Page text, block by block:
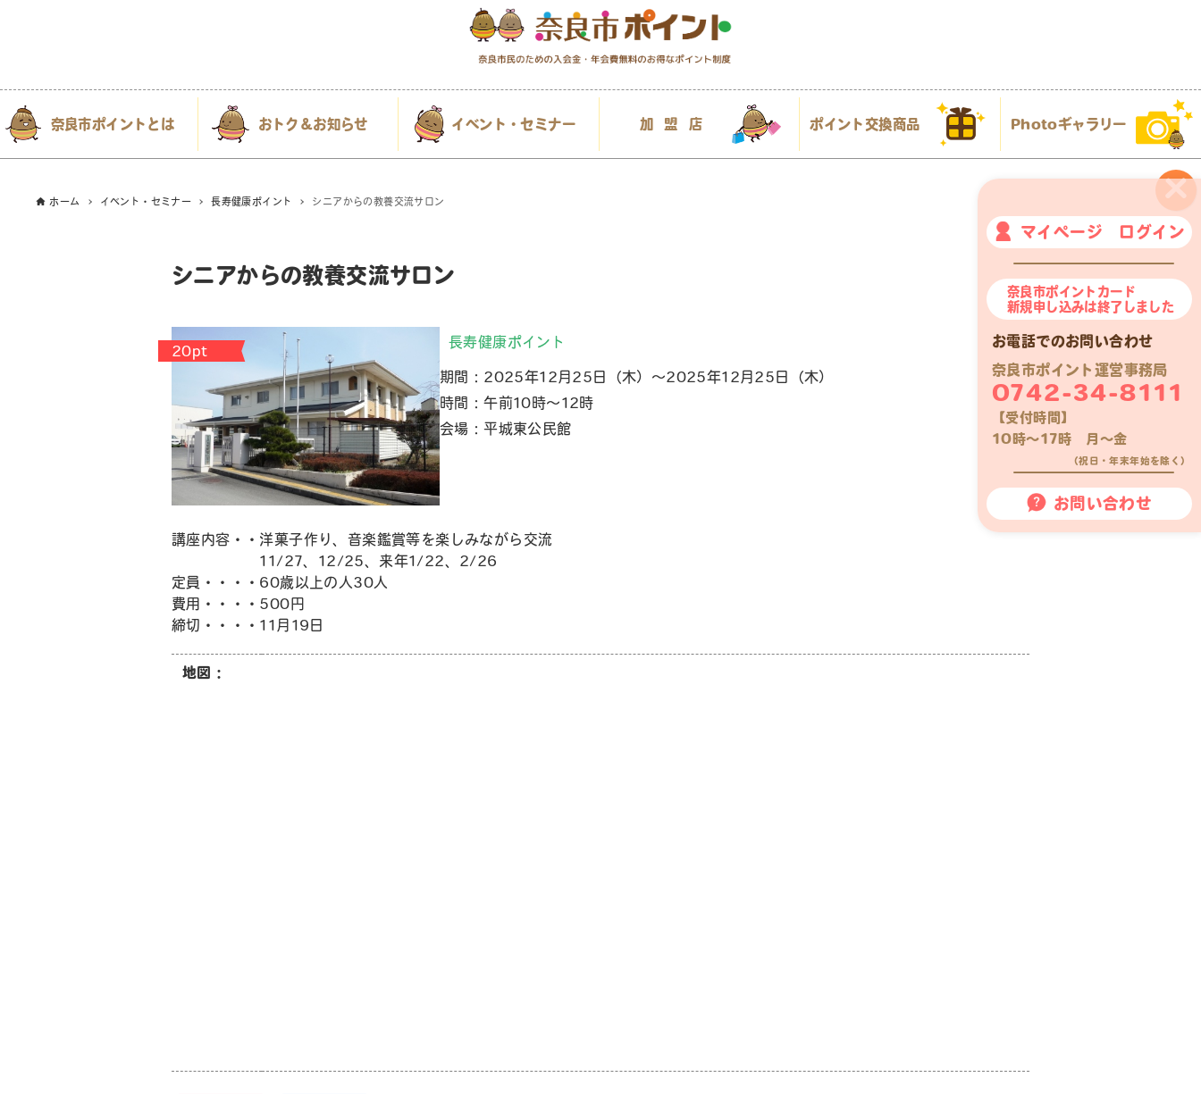
×
マイページ ログイン
奈良市ポイントカード
新規申し込みは終了しました
お電話でのお問い合わせ
奈良市ポイント運営事務局
0742-34-8111
【受付時間】
10時〜17時 月〜金
（祝日・年末年始を除く）
お問い合わせ
奈良市ポイントとは おトク＆お知らせ イベント・セミナー 加盟店 ポイント交換商品 Photoギャラリー
ホーム イベント・セミナー 長寿健康ポイント シニアからの教養交流サロン
シニアからの教養交流サロン
20pt
長寿健康ポイント
期間：2025年12月25日（木）～2025年12月25日（木）
時間：午前10時～12時
会場：平城東公民館
講座内容・・洋菓子作り、音楽鑑賞等を楽しみながら交流
11/27、12/25、来年1/22、2/26
定員・・・・60歳以上の人30人
費用・・・・500円
締切・・・・11月19日
地図：